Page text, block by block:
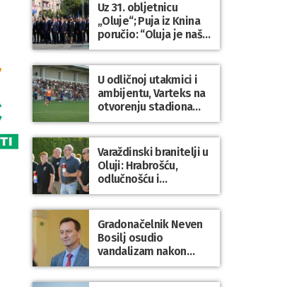
Uz 31. obljetnicu
„Oluje“; Puja iz Knina
poručio: “Oluja je naša
najveća pobjeda,
simbol slobode i
zajedništva!”
U odličnoj utakmici i
ambijentu, Varteks na
otvorenju stadiona
odigrao 1:1 s
Mariborom
Varaždinski branitelji u
Oluji: Hrabrošću,
odlučnošću i
zajedništvom do
slobodne Hrvatske!
Gradonačelnik Neven
Bosilj osudio
vandalizam nakon
utakmice NK Varaždin
– HNK Hajduk Split